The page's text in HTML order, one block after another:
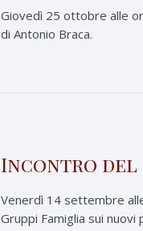
Giovedì 25 ottobre alle
di Antonio Braca.
Incontro del
Venerdì 14 settembre
Gruppi Famiglia sui